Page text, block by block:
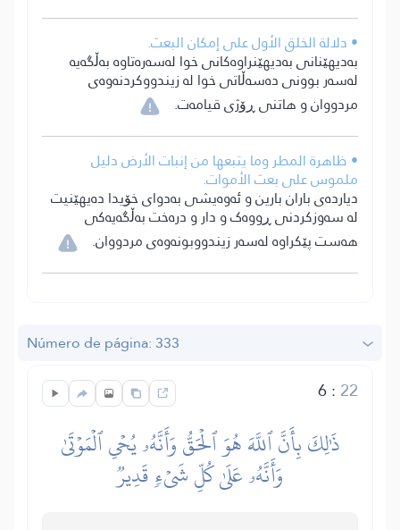
• دلالة الخلق الأول على إمكان البعث.
بەدیھێنانی بەدیھێنراوەکانی خوا لەسەرەتاوە بەڵگەیە
لەسەر بوونی دەسەڵاتی خوا لە زیندووکردنەوەی
مردووان و ھاتنی ڕۆژی قیامەت.
• ظاهرة المطر وما يتبعها من إنبات الأرض دليل
ملموس على بعث الأموات.
دیاردەی باران بارین و ئەوەیشی بەدوای خۆیدا دەیھێنیت
لە سەوزکردنی ڕووەک و دار و درەخت بەڵگەیەکی
ھەست پێکراوە لەسەر زیندووبونەوەی مردووان.
Número de página: 333
6: 22
ذَٰلِكَ بِأَنَّ ٱللَّهَ هُوَ ٱلۡحَقُّ وَأَنَّهُۥ يُحۡيِ ٱلۡمَوۡتَىٰ
وَأَنَّهُۥ عَلَىٰ كُلِّ شَيۡءٖ قَدِيرٞ